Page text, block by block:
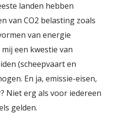
landen hebben
van CO2 belasting zoals
van energie
een kwestie van
(scheepvaart en
En ja, emissie-eisen,
Niet erg als voor iedereen
gelden.